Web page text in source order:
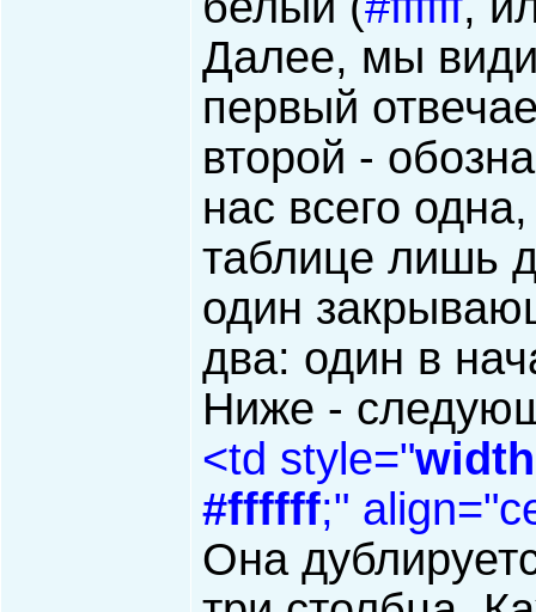
Далее, мы
первый
второй -
нас всего
таблице лишь
один
два: один в
Ниже -
<td style="
#ffffff;"
Она